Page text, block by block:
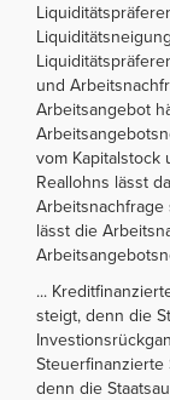
und
Arbeitsangebot
vom Kapitalstock
Reallohns lässt
Arbeitsnachfrage
lässt die
...
steigt, denn die
Steuerfinanzierte
denn die